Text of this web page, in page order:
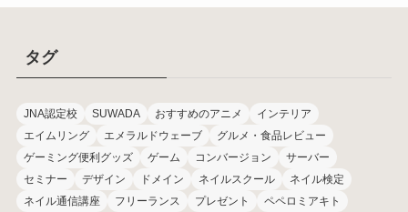
タグ
JNA認定校 SUWADA おすすめのアニメ
インテリア
エイムリング
エメラルドウェーブ
グルメ・食品レビュー
ゲーミング便利グッズ
ゲーム コンバージョン
サーバー
セミナー
デザイン ドメイン ネイルスクール
ネイル検定
ネイル通信講座
フリーランス プレゼント
ペペロミアキト